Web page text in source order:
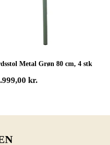
Metal Grøn 80 cm, 4 stk
kr.Den